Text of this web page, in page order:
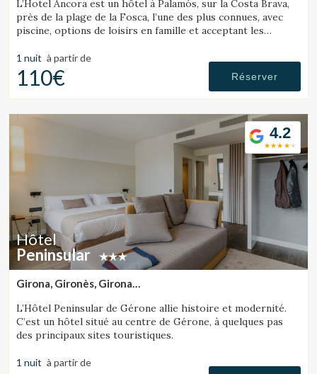
Gérer ma réservation
L’Hotel Ancora est un hôtel à Palamós, sur la Costa Brava,
près de la plage de la Fosca, l’une des plus connues, avec
piscine, options de loisirs en famille et acceptant les
1 nuit à partir de
110€ Réserver
4.2
Hôtel
Peninsular
Girona, Gironès, Girona
L’Hôtel Peninsular de Gérone allie histoire et modernité.
C’est un hôtel situé au centre de Gérone, à quelques pas
des principaux sites touristiques.
1 nuit à partir de